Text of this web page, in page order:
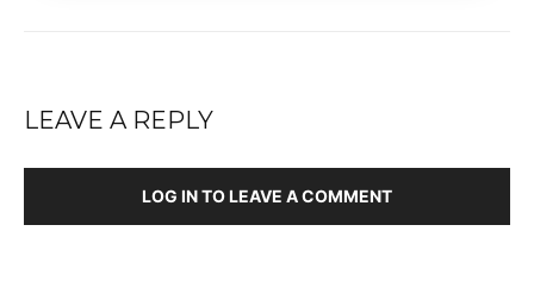
LEAVE A REPLY
LOG IN TO LEAVE A COMMENT